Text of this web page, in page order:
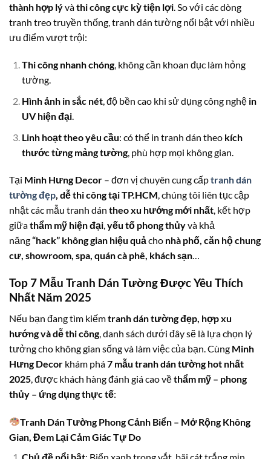
thành hợp lývàthi công cực kỳ tiện lợi . So với các dòng
tranh treo truyền thống, tranh dán tường nổi bật với nhiều
ưu điểm vượt trội:
Thi công nhanh chóng, không cần khoan đục làm hỏng
tường.
Hình ảnh in sắc nét, độ bền cao khi sử dụng công nghệ in
UV hiện đại.
Linh hoạt theo yêu cầu: có thể in tranh dán theo kích
thước từng mảng tường, phù hợp mọi không gian.
Tại Minh Hưng Decor – đơn vị chuyên cung cấptranh dán
tường đẹp, dễ thi công tại TP.HCM, chúng tôi liên tục cập
nhật các mẫu tranh dán theo xu hướng mới nhất, kết hợp
giữathẩm mỹ hiện đại,yếu tố phong thủyvà khả
năng“hack” không gian hiệu quảcho nhà phố, căn hộ chung
cư, showroom, spa, quán cà phê, khách sạn…
Top 7 Mẫu Tranh Dán Tường Được Yêu Thích
Nhất Năm 2025
Nếu bạn đang tìm kiếmtranh dán tường đẹp, hợp xu
hướng và dễ thi công , danh sách dưới đây sẽ là lựa chọn lý
tưởng cho không gian sống và làm việc của bạn. Cùng Minh
Hưng Decor khám phá7 mẫu tranh dán tường hot nhất
2025 , được khách hàng đánh giá cao vềthẩm mỹ – phong
thủy – ứng dụng thực tế:
Tranh Dán Tường Phong Cảnh Biển – Mở Rộng Không
Gian, Đem Lại Cảm Giác Tự Do
Chủ đề nổi bật: Biển xanh trong vắt, bãi cát trắng mịn,